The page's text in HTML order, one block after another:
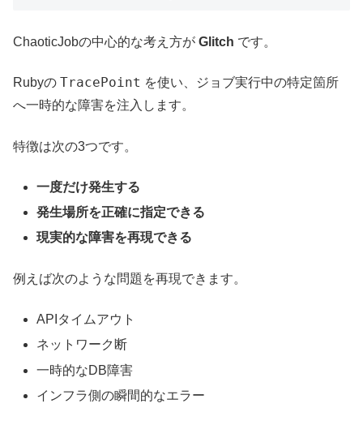
ChaoticJobの中心的な考え方が Glitch です。
Rubyの TracePoint を使い、ジョブ実行中の特定箇所
へ一時的な障害を注入します。
特徴は次の3つです。
一度だけ発生する
発生場所を正確に指定できる
現実的な障害を再現できる
例えば次のような問題を再現できます。
APIタイムアウト
ネットワーク断
一時的なDB障害
インフラ側の瞬間的なエラー